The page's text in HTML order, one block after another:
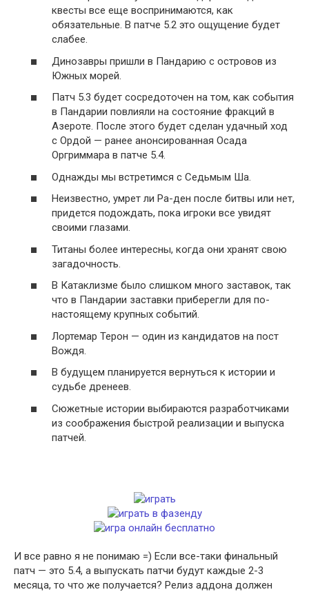
квесты все еще воспринимаются, как
обязательные. В патче 5.2 это ощущение будет
слабее.
Динозавры пришли в Пандарию с островов из
Южных морей.
Патч 5.3 будет сосредоточен на том, как события
в Пандарии повлияли на состояние фракций в
Азероте. После этого будет сделан удачный ход
с Ордой — ранее анонсированная Осада
Оргриммара в патче 5.4.
Однажды мы встретимся с Седьмым Ша.
Неизвестно, умрет ли Ра-ден после битвы или нет,
придется подождать, пока игроки все увидят
своими глазами.
Титаны более интересны, когда они хранят свою
загадочность.
В Катаклизме было слишком много заставок, так
что в Пандарии заставки приберегли для по-
настоящему крупных событий.
Лортемар Терон — один из кандидатов на пост
Вождя.
В будущем планируется вернуться к истории и
судьбе дренеев.
Сюжетные истории выбираются разработчиками
из соображения быстрой реализации и выпуска
патчей.
И все равно я не понимаю =) Если все-таки финальный
патч — это 5.4, а выпускать патчи будут каждые 2-3
месяца, то что же получается? Релиз аддона должен